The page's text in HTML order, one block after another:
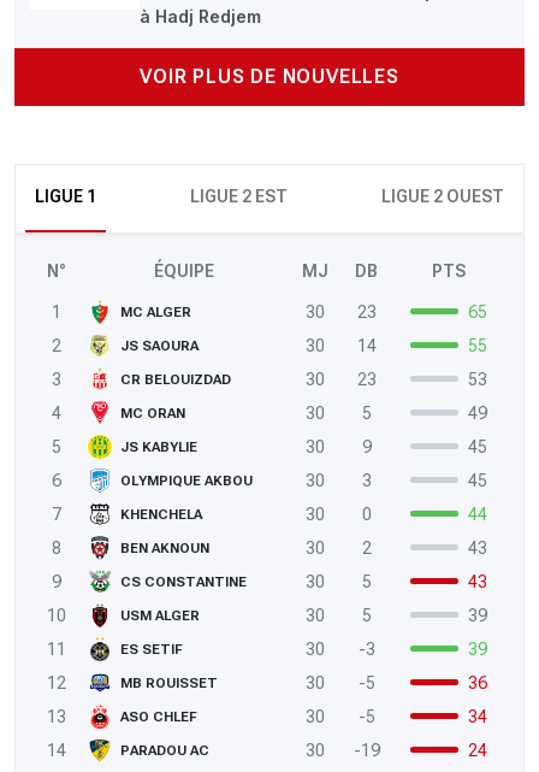
à Hadj Redjem
VOIR PLUS DE NOUVELLES
LIGUE 1 LIGUE 2 EST LIGUE 2 OUEST
N° ÉQUIPE MJ DB PTS
1 MC ALGER 30 23
65
2
JS SAOURA 30 14
55
3
CR BELOUIZDAD 30 23
53
4
MC ORAN 30 5
49
5
JS KABYLIE 30 9
45
6
OLYMPIQUE AKBOU 30 3
45
7
KHENCHELA 30 0
44
8
BEN AKNOUN 30 2
43
9
CS CONSTANTINE 30 5
43
10
USM ALGER 30 5
39
11
ES SETIF 30 -3
39
12
MB ROUISSET 30 -5
36
13
ASO CHLEF 30 -5
34
14
PARADOU AC 30 -19
24